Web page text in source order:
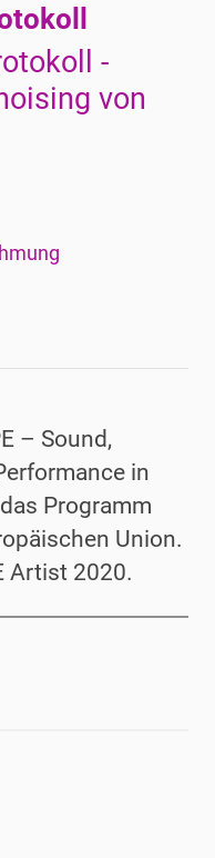
-
von
– Sound,
in
Programm
Union.
Artist 2020.